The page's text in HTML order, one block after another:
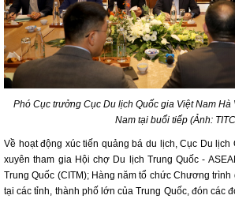
Phó Cục trưởng Cục Du lịch Quốc gia Việt Nam
Nam tại buổi tiếp (Ảnh:
Về hoạt động xúc tiến quảng bá du lịch, Cục Du lịch
xuyên tham gia Hội chợ Du lịch Trung Quốc -
Trung Quốc (CITM); Hàng năm tổ chức Chương
tại các tỉnh, thành phố lớn của Trung Quốc, đón các